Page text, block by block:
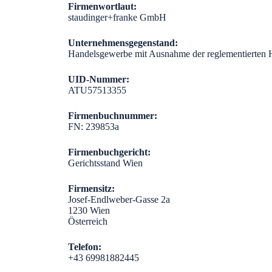
Firmenwortlaut:
staudinger+franke GmbH
Unternehmensgegenstand:
Handelsgewerbe mit Ausnahme der reglementierten
UID-Nummer:
ATU57513355
Firmenbuchnummer:
FN: 239853a
Firmenbuchgericht:
Gerichtsstand Wien
Firmensitz:
Josef-Endlweber-Gasse 2a
1230 Wien
Österreich
Telefon:
+43 69981882445